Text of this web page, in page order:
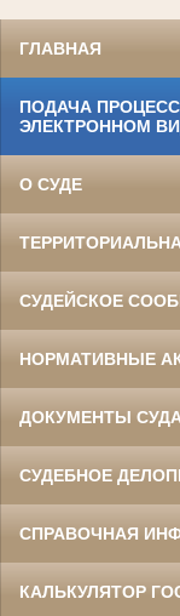
ГЛАВНАЯ
ПОДАЧА
ЭЛЕКТРОННОМ
О СУДЕ
СУДЕЙСКОЕ
НОРМАТИВНЫЕ
ДОКУМЕНТЫ
СУДЕБНОЕ
СПРАВОЧНАЯ
КАЛЬКУЛЯТОР